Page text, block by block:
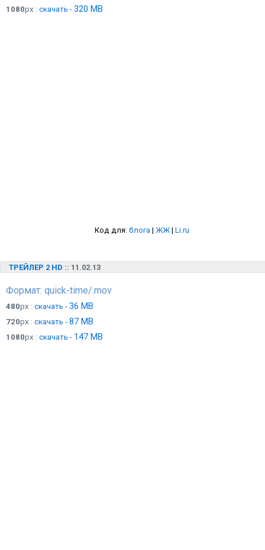
1080px : скачать - 320 MB
Код для: блога | ЖЖ | Li.ru
ТРЕЙЛЕР 2 HD :: 11.02.13
Формат: quick-time/.mov
480px : скачать - 36 MB
720px : скачать - 87 MB
1080px : скачать - 147 MB